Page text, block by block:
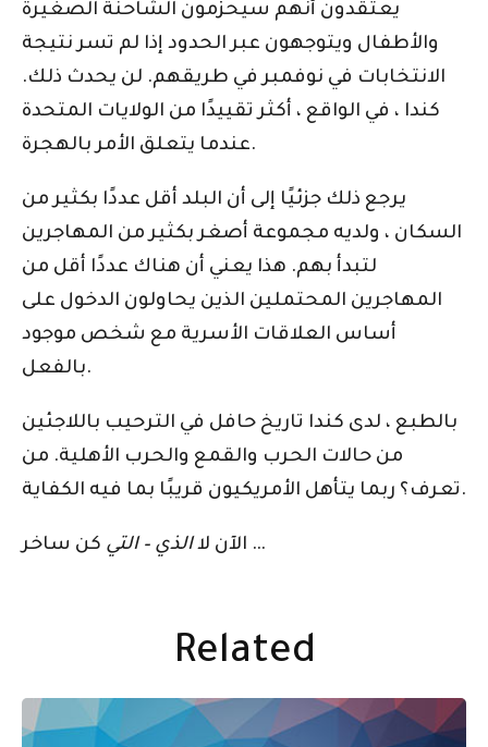
يعتقدون أنهم سيحزمون الشاحنة الصغيرة
والأطفال ويتوجهون عبر الحدود إذا لم تسر نتيجة
الانتخابات في نوفمبر في طريقهم. لن يحدث ذلك.
كندا ، في الواقع ، أكثر تقييدًا من الولايات المتحدة
عندما يتعلق الأمر بالهجرة.
يرجع ذلك جزئيًا إلى أن البلد أقل عددًا بكثير من
السكان ، ولديه مجموعة أصغر بكثير من المهاجرين
لتبدأ بهم. هذا يعني أن هناك عددًا أقل من
المهاجرين المحتملين الذين يحاولون الدخول على
أساس العلاقات الأسرية مع شخص موجود
بالفعل.
بالطبع ، لدى كندا تاريخ حافل في الترحيب باللاجئين
من حالات الحرب والقمع والحرب الأهلية. من
تعرف؟ ربما يتأهل الأمريكيون قريبًا بما فيه الكفاية.
الآن لاالذي – التي كن ساخر …
Related